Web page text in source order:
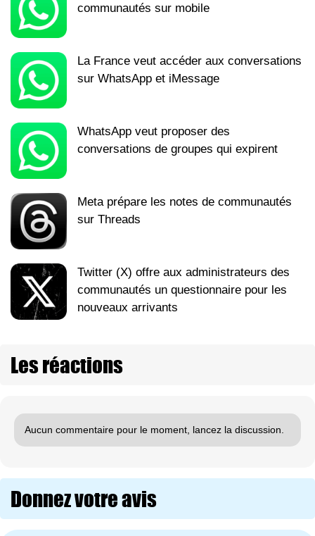
communautés sur mobile
La France veut accéder aux conversations
sur WhatsApp et iMessage
WhatsApp veut proposer des
conversations de groupes qui expirent
Meta prépare les notes de communautés
sur Threads
Twitter (X) offre aux administrateurs des
communautés un questionnaire pour les
nouveaux arrivants
Les réactions
Aucun commentaire pour le moment, lancez la discussion.
Donnez votre avis